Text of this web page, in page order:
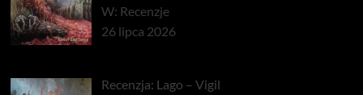
W: Recenzje
26 lipca 2026
Recenzja: Lago – Vigil